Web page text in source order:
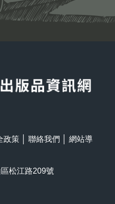
政策 聯絡我們
網站導
松江路209號